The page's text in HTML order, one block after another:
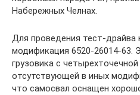
Набережных Челнах.
Для проведения тест-драйва
модификация 6520-26014-63.
грузовика с
отсутствующей в иных
что самосвал оснащен